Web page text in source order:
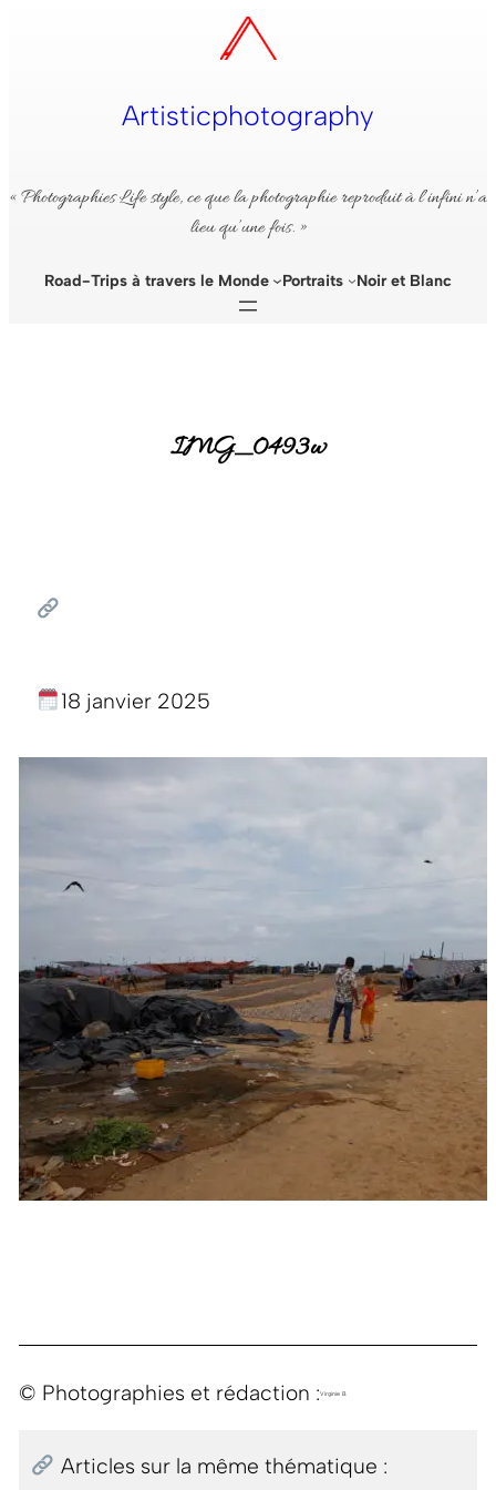
Artisticphotography
« Photographies Life style, ce que la photographie reproduit à l’infini n’a
lieu qu’une fois. »
Road-Trips à travers le Monde Portraits Noir et Blanc
IMG_0493w
18 janvier 2025
© Photographies et rédaction :Virginie B.
Articles sur la même thématique :